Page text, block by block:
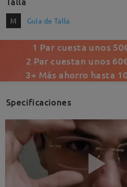
M Guía de Talla
1 Par cuesta unos
2 Par cuestan unos
3+ Más ahorro hasta
Specificaciones